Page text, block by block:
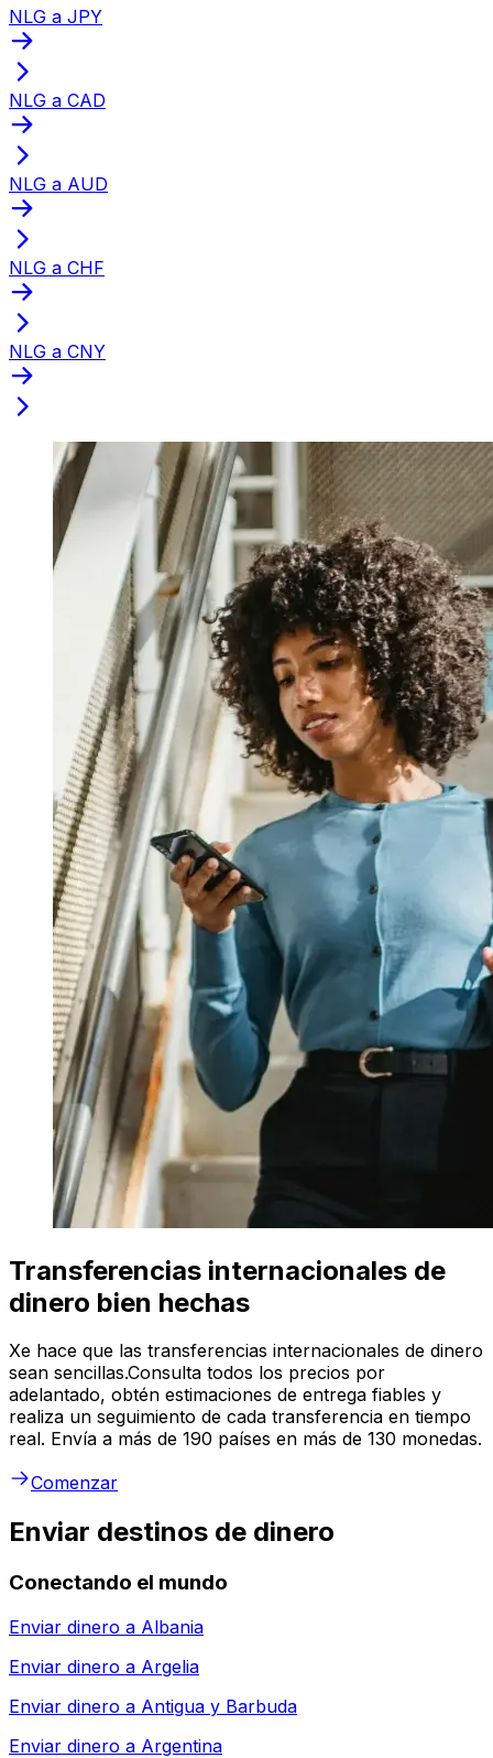
NLG a JPY
NLG a CAD
NLG a AUD
NLG a CHF
NLG a CNY
Transferencias internacionales de
dinero bien hechas
Xe hace que las transferencias internacionales de dinero
sean sencillas.Consulta todos los precios por
adelantado, obtén estimaciones de entrega fiables y
realiza un seguimiento de cada transferencia en tiempo
real. Envía a más de 190 países en más de 130 monedas.
Comenzar
Enviar destinos de dinero
Conectando el mundo
Enviar dinero a Albania
Enviar dinero a Argelia
Enviar dinero a Antigua y Barbuda
Enviar dinero a Argentina